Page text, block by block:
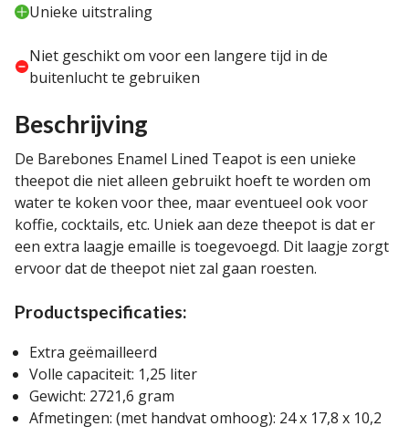
Unieke uitstraling
Niet geschikt om voor een langere tijd in de
buitenlucht te gebruiken
Beschrijving
De Barebones Enamel Lined Teapot is een unieke
theepot die niet alleen gebruikt hoeft te worden om
water te koken voor thee, maar eventueel ook voor
koffie, cocktails, etc. Uniek aan deze theepot is dat er
een extra laagje emaille is toegevoegd. Dit laagje zorgt
ervoor dat de theepot niet zal gaan roesten.
Productspecificaties:
Extra geëmailleerd
Volle capaciteit: 1,25 liter
Gewicht: 2721,6 gram
Afmetingen: (met handvat omhoog): 24 x 17,8 x 10,2